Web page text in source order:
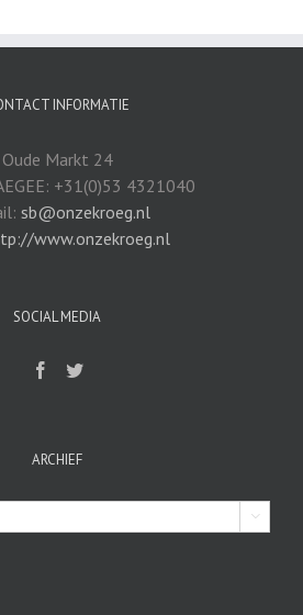
INFORMATIE
Oude Markt 24
+31(0)53 4321040
sb@onzekroeg.nl
www.onzekroeg.nl
SOCIAL MEDIA
ARCHIEF
